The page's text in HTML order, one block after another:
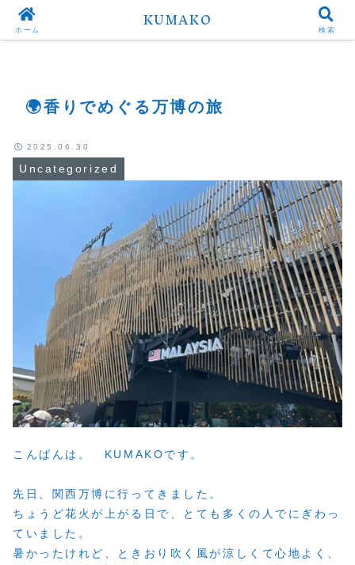
Uncategorized
🌍香りでめぐる万博の旅
Uncategorized
2025.06.30
こんばんは。 KUMAKOです。
先日、関西万博に行ってきました。
ちょうど花火が上がる日で、とても多くの人でにぎわっ
ていました。
暑かったけれど、ときおり吹く風が涼しくて心地よく、
ホーム KUMAKO 検索